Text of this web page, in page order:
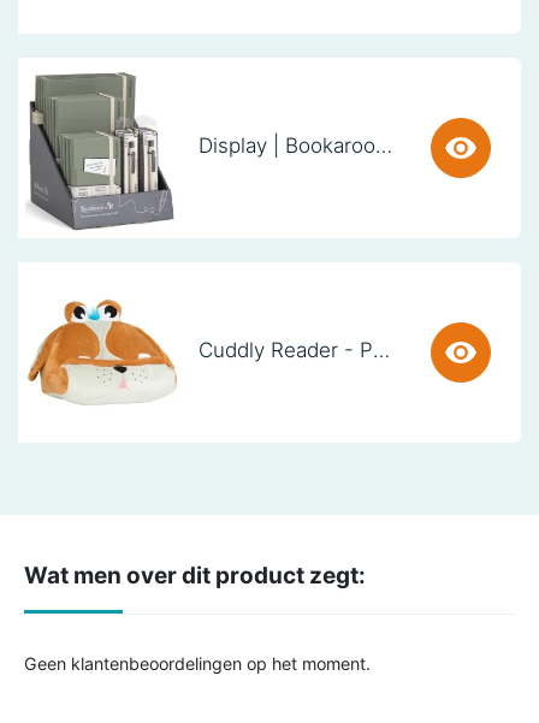
Display | Bookaroo Notebook & Pen - Fern
Cuddly Reader - Puppy Pete
Wat men over dit product zegt:
Geen klantenbeoordelingen op het moment.